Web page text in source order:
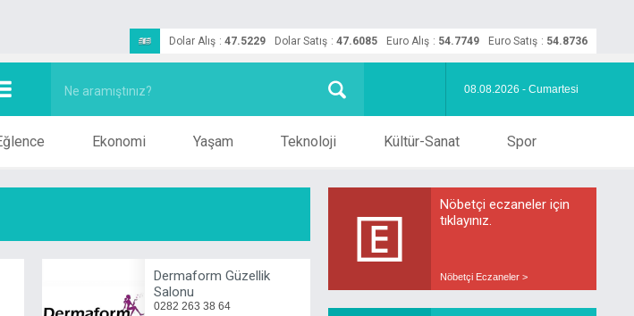
Dolar Alış : 47.5229 Dolar Satış : 47.6085 Euro Alış : 54.7749 Euro Satış : 54.8736
08.08.2026 - Cumartesi
Ekonomi Yaşam Teknoloji Kültür-Sanat Spor
Dermaform Güzellik
Salonu
0282 263 38 64
Nöbetçi eczaneler için
tıklayınız.
Nöbetçi Eczaneler >